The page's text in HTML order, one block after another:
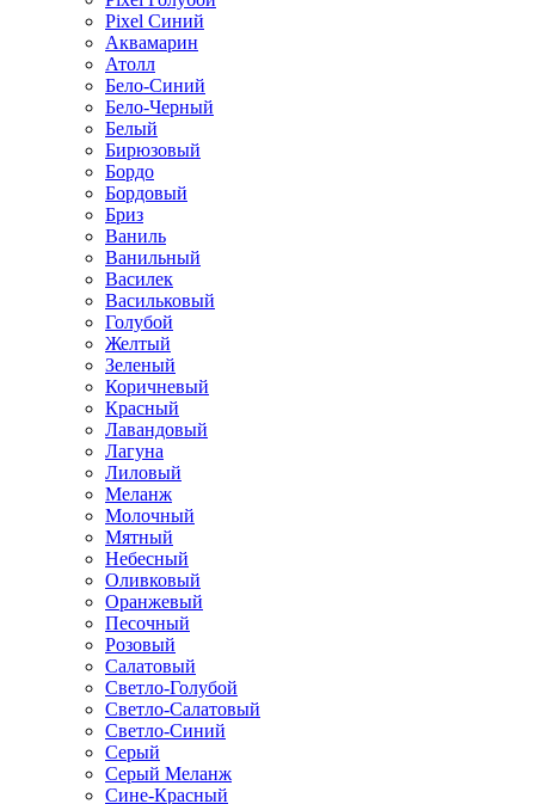
Pixel Синий
Аквамарин
Атолл
Бело-Синий
Бело-Черный
Белый
Бирюзовый
Бордо
Бордовый
Бриз
Ваниль
Ванильный
Василек
Васильковый
Голубой
Желтый
Зеленый
Коричневый
Красный
Лавандовый
Лагуна
Лиловый
Меланж
Молочный
Мятный
Небесный
Оливковый
Оранжевый
Песочный
Розовый
Салатовый
Светло-Голубой
Светло-Салатовый
Светло-Синий
Серый
Серый Меланж
Сине-Красный